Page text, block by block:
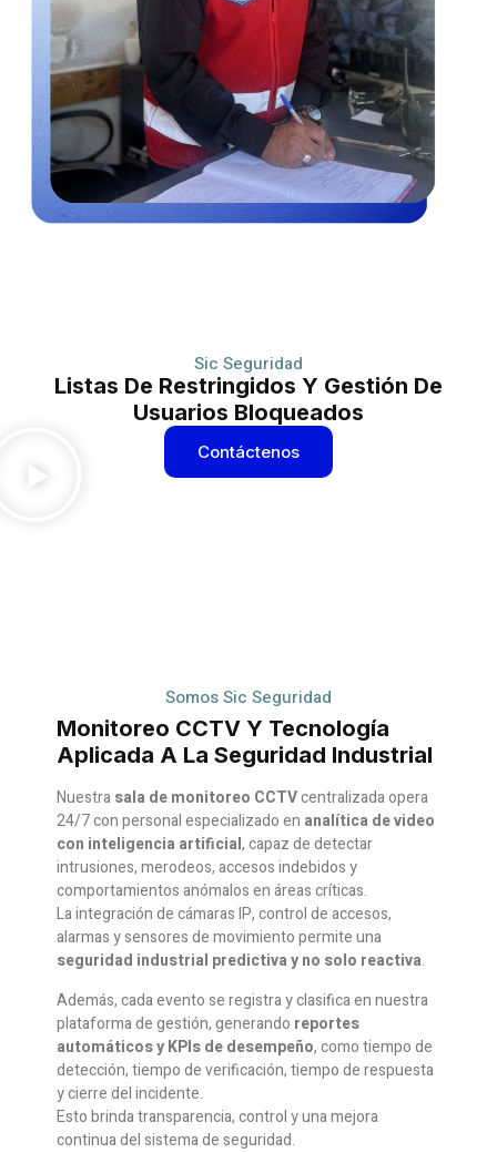
Sic Seguridad
Listas De Restringidos Y Gestión De
Usuarios Bloqueados
Contáctenos
Somos Sic Seguridad
Monitoreo CCTV Y Tecnología
Aplicada A La Seguridad Industrial
Nuestrasala de monitoreo CCTVcentralizada opera
24/7 con personal especializado en analítica de video
con inteligencia artificial, capaz de detectar
intrusiones, merodeos, accesos indebidos y
comportamientos anómalos en áreas críticas.
La integración de cámaras IP, control de accesos,
alarmas y sensores de movimiento permite una
seguridad industrial predictiva y no solo reactiva.
Además, cada evento se registra y clasifica en nuestra
plataforma de gestión, generando reportes
automáticos y KPIs de desempeño, como tiempo de
detección, tiempo de verificación, tiempo de respuesta
y cierre del incidente.
Esto brinda transparencia, control y una mejora
continua del sistema de seguridad.